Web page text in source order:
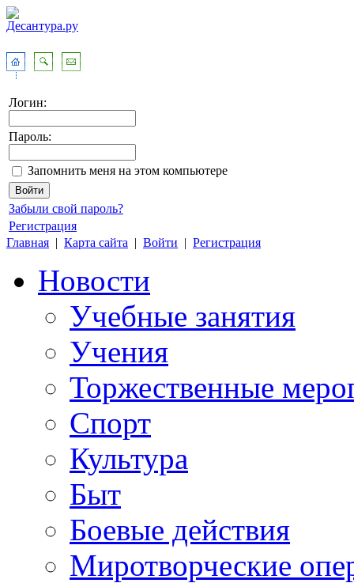
Логин:
Пароль:
Запомнить меня на этом компьютере
Забыли свой пароль?
Регистрация
Главная | Карта сайта | Войти | Регистрация
Новости
Учебные занятия
Учения
Торжественные
Спорт
Культура
Быт
Боевые действия
Миротворческие